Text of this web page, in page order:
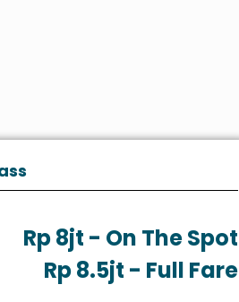
Rp 8jt - On The Spot
Rp 8.5jt - Full Fare